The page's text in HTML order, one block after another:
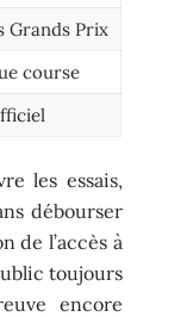
Grands Prix
course
les essais,
débourser
de l’accès à
toujours
encore